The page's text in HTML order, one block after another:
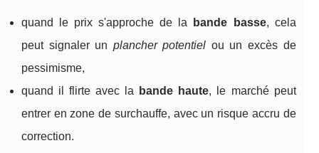
quand le prix s'approche de la bande basse, cela
peut signaler un plancher potentiel ou un excès de
pessimisme,
quand il flirte avec la
bande haute, le marché peut
entrer en zone de surchauffe, avec un risque accru de
correction.